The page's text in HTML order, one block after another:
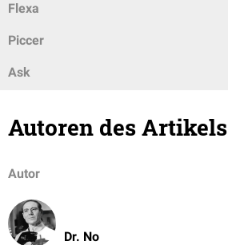
Flexa
Piccer
Ask
Autoren des Artikels
Autor
Dr. No